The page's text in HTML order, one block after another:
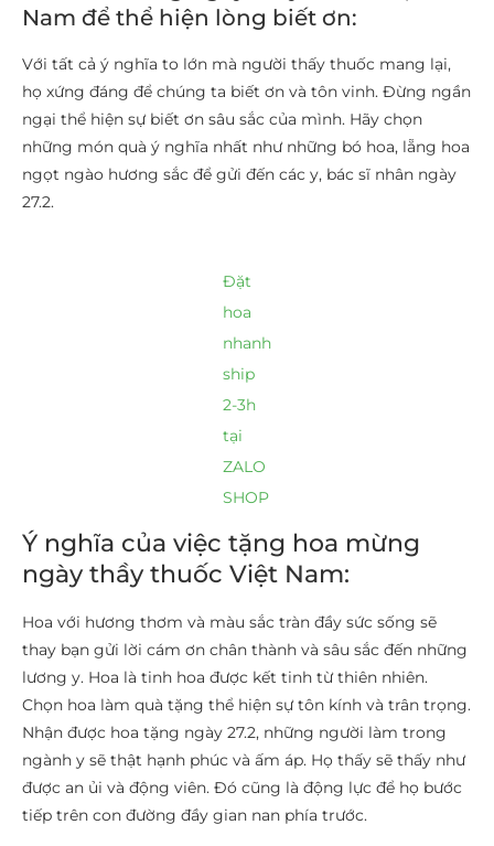
Nam để thể hiện lòng biết ơn:
Với tất cả ý nghĩa to lớn mà người thấy thuốc mang lại,
họ xứng đáng để chúng ta biết ơn và tôn vinh. Đừng ngần
ngại thể hiện sự biết ơn sâu sắc của mình. Hãy chọn
những món quà ý nghĩa nhất như những bó hoa, lẵng hoa
ngọt ngào hương sắc để gửi đến các y, bác sĩ nhân ngày
27.2.
Đặt
hoa
nhanh
ship
2-3h
tại
ZALO
SHOP
Ý nghĩa của việc tặng hoa mừng
ngày thầy thuốc Việt Nam:
Hoa với hương thơm và màu sắc tràn đầy sức sống sẽ
thay bạn gửi lời cám ơn chân thành và sâu sắc đến những
lương y. Hoa là tinh hoa được kết tinh từ thiên nhiên.
Chọn hoa làm quà tặng thể hiện sự tôn kính và trân trọng.
Nhận được hoa tặng ngày 27.2, những người làm trong
ngành y sẽ thật hạnh phúc và ấm áp. Họ thấy sẽ thấy như
được an ủi và động viên. Đó cũng là động lực để họ bước
tiếp trên con đường đầy gian nan phía trước.